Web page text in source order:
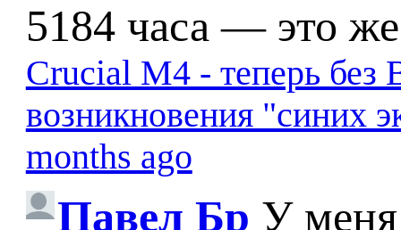
5184 часа — это
Crucial M4 - теперь без
возникновения "синих
months ago
Павел Бр У меня